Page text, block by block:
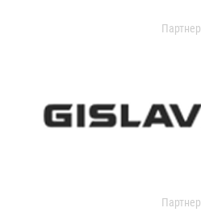
Партнер
Партнер